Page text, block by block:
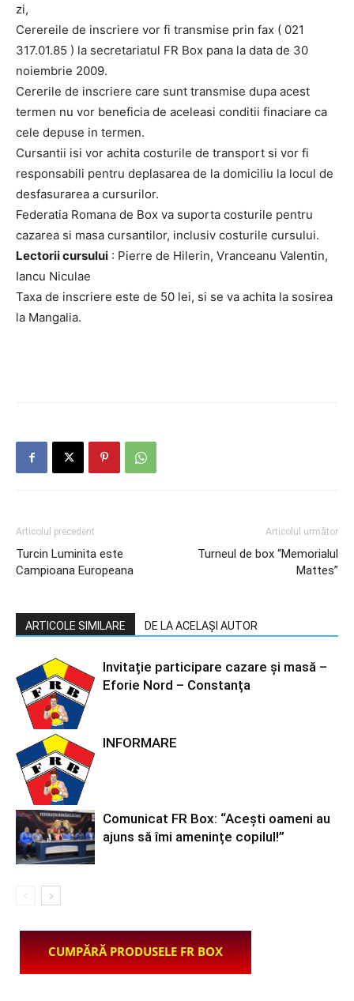
zi,
Cerereile de inscriere vor fi transmise prin fax ( 021
317.01.85 ) la secretariatul FR Box pana la data de 30
noiembrie 2009.
Cererile de inscriere care sunt transmise dupa acest
termen nu vor beneficia de aceleasi conditii finaciare ca
cele depuse in termen.
Cursantii isi vor achita costurile de transport si vor fi
responsabili pentru deplasarea de la domiciliu la locul de
desfasurarea a cursurilor.
Federatia Romana de Box va suporta costurile pentru
cazarea si masa cursantilor, inclusiv costurile cursului.
Lectorii cursului : Pierre de Hilerin, Vranceanu Valentin,
Iancu Niculae
Taxa de inscriere este de 50 lei, si se va achita la sosirea
la Mangalia.
Articolul precedent
Turcin Luminita este
Campioana Europeana
Articolul următor
Turneul de box “Memorialul
Mattes”
ARTICOLE SIMILARE DE LA ACELAȘI AUTOR
Invitație participare cazare și masă –
Eforie Nord – Constanța
INFORMARE
Comunicat FR Box: “Acești oameni au
ajuns să îmi amenințe copilul!”
CUMPĂRĂ PRODUSELE FR BOX